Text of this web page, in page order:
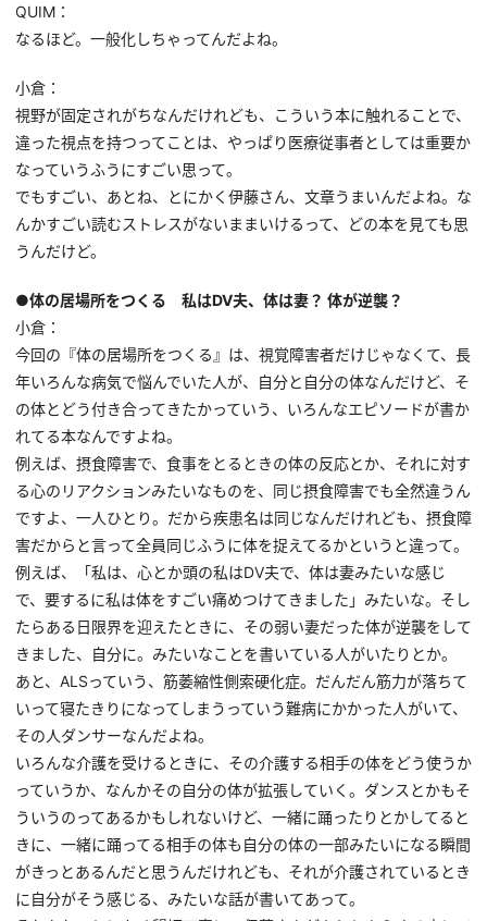
QUIM：
なるほど。一般化しちゃってんだよね。
小倉：
視野が固定されがちなんだけれども、こういう本に触れることで、
違った視点を持つってことは、やっぱり医療従事者としては重要か
なっていうふうにすごい思って。
でもすごい、あとね、とにかく伊藤さん、文章うまいんだよね。な
んかすごい読むストレスがないままいけるって、どの本を見ても思
うんだけど。
●体の居場所をつくる 私はDV夫、体は妻？ 体が逆襲？
小倉：
今回の『体の居場所をつくる』は、視覚障害者だけじゃなくて、長
年いろんな病気で悩んでいた人が、自分と自分の体なんだけど、そ
の体とどう付き合ってきたかっていう、いろんなエピソードが書か
れてる本なんですよね。
例えば、摂食障害で、食事をとるときの体の反応とか、それに対す
る心のリアクションみたいなものを、同じ摂食障害でも全然違うん
ですよ、一人ひとり。だから疾患名は同じなんだけれども、摂食障
害だからと言って全員同じふうに体を捉えてるかというと違って。
例えば、「私は、心とか頭の私はDV夫で、体は妻みたいな感じ
で、要するに私は体をすごい痛めつけてきました」みたいな。そし
たらある日限界を迎えたときに、その弱い妻だった体が逆襲をして
きました、自分に。みたいなことを書いている人がいたりとか。
あと、ALSっていう、筋萎縮性側索硬化症。だんだん筋力が落ちて
いって寝たきりになってしまうっていう難病にかかった人がいて、
その人ダンサーなんだよね。
いろんな介護を受けるときに、その介護する相手の体をどう使うか
っていうか、なんかその自分の体が拡張していく。ダンスとかもそ
ういうのってあるかもしれないけど、一緒に踊ったりとかしてると
きに、一緒に踊ってる相手の体も自分の体の一部みたいになる瞬間
がきっとあるんだと思うんだけれども、それが介護されているとき
に自分がそう感じる、みたいな話が書いてあって。